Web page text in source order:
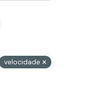
velocidade